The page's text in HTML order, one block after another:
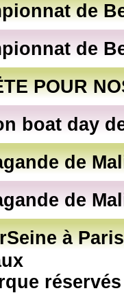
de
de
POUR
boat day
de
de
à Paris
réservés